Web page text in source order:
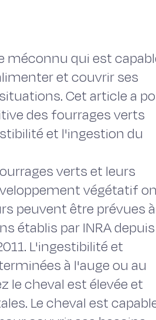
méconnu qui est
et couvrir ses
Cet article a
des fourrages verts
et l'ingestion du
verts et leurs
végétatif
peuvent être prévues à
établis par INRA depuis
L'ingestibilité et
à l'auge ou au
le cheval est élevée et
Le cheval est